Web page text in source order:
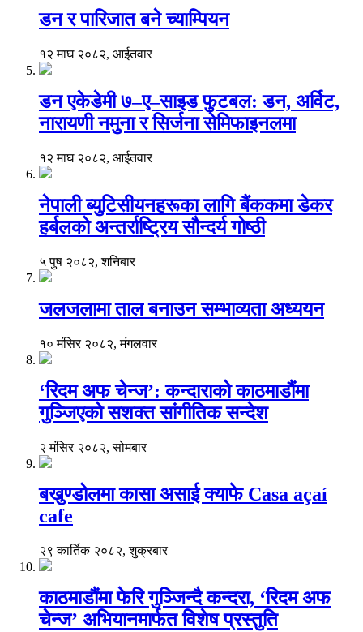
डन र पारिजात बने च्याम्पियन
१२ माघ २०८२, आईतवार
डन एकेडेमी ७–ए–साइड फुटबल: डन, अर्विट,
नारायणी नमुना र सिर्जना सेमिफाइनलमा
१२ माघ २०८२, आईतवार
नेपाली ब्युटिसीयनहरूका लागि बैंककमा डेकर
हर्बलको अन्तर्राष्ट्रिय सौन्दर्य गोष्ठी
५ पुष २०८२, शनिबार
जलजलामा ताल बनाउन सम्भाव्यता अध्ययन
१० मंसिर २०८२, मंगलवार
‘रिदम अफ चेन्ज’: कन्दाराको काठमाडौंमा
गुञ्जिएको सशक्त सांगीतिक सन्देश
२ मंसिर २०८२, सोमबार
बखुण्डोलमा कासा असाई क्याफे Casa açaí
cafe
२९ कार्तिक २०८२, शुक्रबार
काठमाडौंमा फेरि गुञ्जिन्दै कन्दरा, ‘रिदम अफ
चेन्ज’ अभियानमार्फत विशेष प्रस्तुति